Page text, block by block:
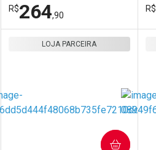
Comprar sem Desconto
Por R$ 197,90/cada
Por R$ 197,90/cada
R$264,90
R$
LOJA PARCEIRA
COMPRAR